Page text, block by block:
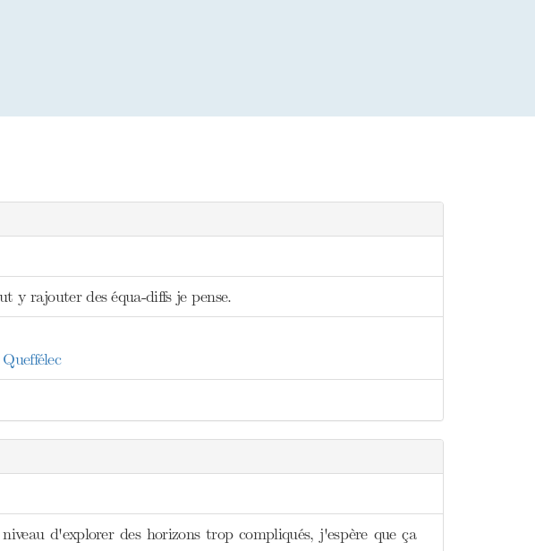
y rajouter des équa-diffs je pense.
d'explorer des horizons trop compliqués, j'espère que ça